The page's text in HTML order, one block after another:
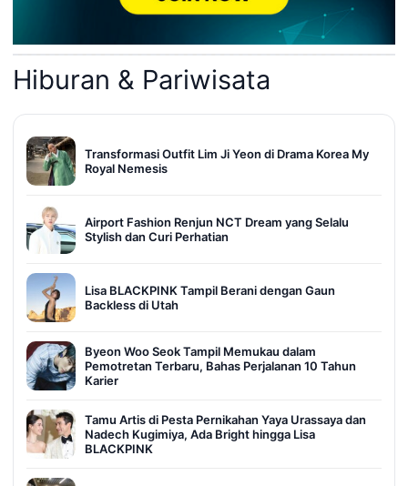
Hiburan & Pariwisata
Transformasi Outfit Lim Ji Yeon di Drama Korea My
Royal Nemesis
Airport Fashion Renjun NCT Dream yang Selalu
Stylish dan Curi Perhatian
Lisa BLACKPINK Tampil Berani dengan Gaun
Backless di Utah
Byeon Woo Seok Tampil Memukau dalam
Pemotretan Terbaru, Bahas Perjalanan 10 Tahun
Karier
Tamu Artis di Pesta Pernikahan Yaya Urassaya dan
Nadech Kugimiya, Ada Bright hingga Lisa
BLACKPINK